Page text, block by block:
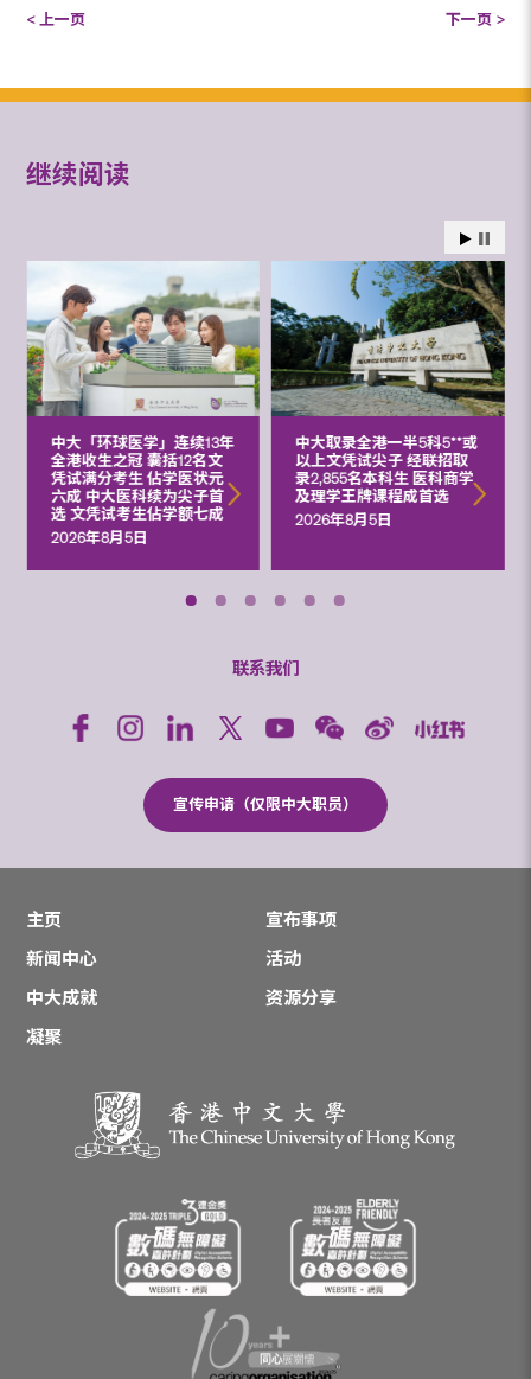
< 上一页 下一页 >
继续阅读
中大「环球医学」连续13年
全港收生之冠 囊括12名文
凭试满分考生 佔学医状元
六成 中大医科续为尖子首
选 文凭试考生佔学额七成
2026年8月5日
中大取录全港一半5科5**或
以上文凭试尖子 经联招取
录2,855名本科生 医科商学
及理学王牌课程成首选
2026年8月5日
联系我们
宣传申请（仅限中大职员）
主页
宣布事项
新闻中心
活动
中大成就
资源分享
凝聚